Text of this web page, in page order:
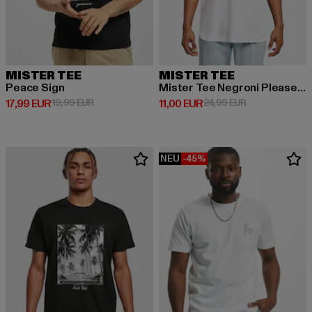
MISTER TEE
Peace Sign
17,99 EUR
Derzeitiger Preis: 17,99 EUR
19,99 EURAktionspreis: 19,99 EUR
MISTER TEE
Mister Tee Negroni Please Tee
11,00 EUR
Derzeitiger Preis: 11,00 EUR
24,99 EURAktionspreis:
NEU -45%